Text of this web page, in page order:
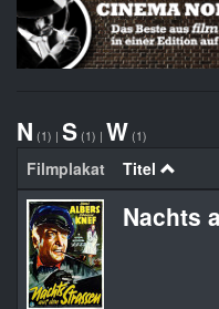
N (1) | S (1) | W (1)
Filmplakat Titel
Nachts